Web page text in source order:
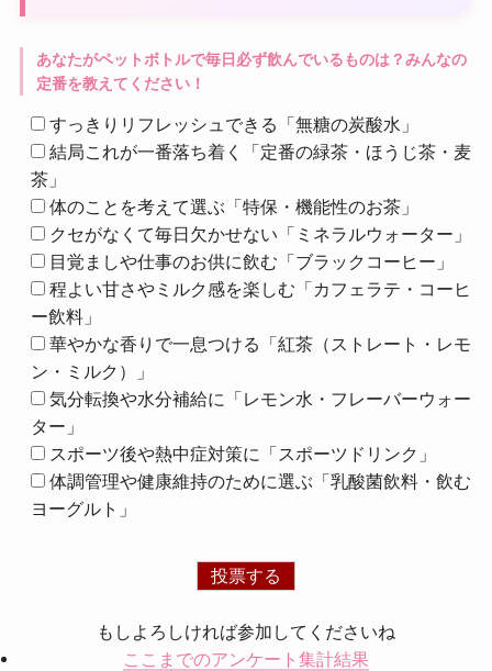
あなたがペットボトルで毎日必ず飲んでいるものは？みんなの
定番を教えてください！
すっきりリフレッシュできる「無糖の炭酸水」
結局これが一番落ち着く「定番の緑茶・ほうじ茶・麦
茶」
体のことを考えて選ぶ「特保・機能性のお茶」
クセがなくて毎日欠かせない「ミネラルウォーター」
目覚ましや仕事のお供に飲む「ブラックコーヒー」
程よい甘さやミルク感を楽しむ「カフェラテ・コーヒ
ー飲料」
華やかな香りで一息つける「紅茶（ストレート・レモ
ン・ミルク）」
気分転換や水分補給に「レモン水・フレーバーウォー
ター」
スポーツ後や熱中症対策に「スポーツドリンク」
体調管理や健康維持のために選ぶ「乳酸菌飲料・飲む
ヨーグルト」
もしよろしければ参加してくださいね
ここまでのアンケート集計結果